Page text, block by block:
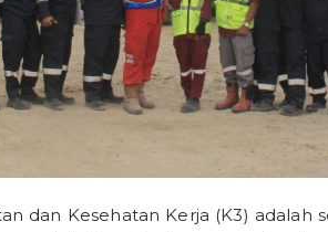
dan Kesehatan Kerja (K3) adalah